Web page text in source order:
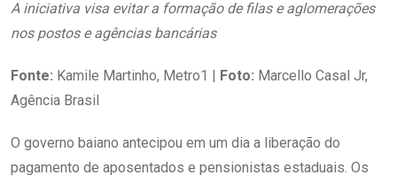
A iniciativa visa evitar a formação de filas e aglomerações
nos postos e agências bancárias
Fonte: Kamile Martinho, Metro1 | Foto: Marcello Casal Jr,
Agência Brasil
O governo baiano antecipou em um dia a liberação do
pagamento de aposentados e pensionistas estaduais. Os